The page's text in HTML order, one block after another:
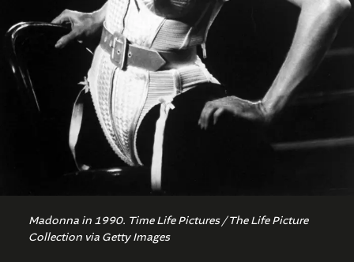
Madonna in 1990. Time Life Pictures / The Life Picture
Collection via Getty Images